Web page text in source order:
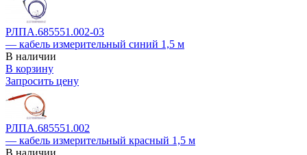
РЛПА.685551.002-03
— кабель измерительный синий 1,5 м
В наличии
В корзину
Запросить цену
РЛПА.685551.002
— кабель измерительный красный 1,5 м